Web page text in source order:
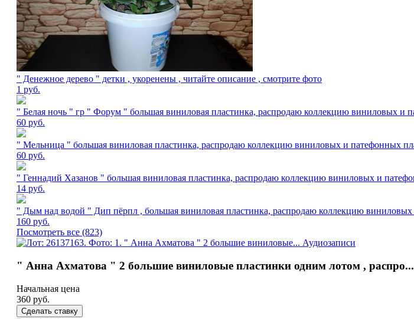
" Денежное дерево " детки , укоренены , читайте описание , смотрите фото
1 руб.
" Белая ночь " гр " Форум " большая виниловая пластинка, распродаю коллекцию виниловых и
60 руб.
" Мельница " большая виниловая пластинка, распродаю коллекцию виниловых и патефонных
60 руб.
" Геннадий Хазанов " большая виниловая пластинка, распродаю коллекцию виниловых и
14 руб.
" Дым над водой " Дип пёрпл , большая виниловая пластинка, распродаю коллекцию
160 руб.
Посмотреть все (823)
" Анна Ахматова " 2 большие виниловые пластинки одним лотом , распро...
Начальная цена
360 руб.
Сделать ставку